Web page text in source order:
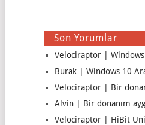
Son Yorumlar
Velociraptor |
Burak | Windows 10
Velociraptor | Bir
Alvin | Bir donanım
Velociraptor | HiBit